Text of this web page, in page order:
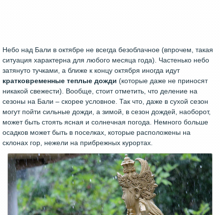
Небо над Бали в октябре не всегда безоблачное (впрочем, такая
ситуация характерна для любого месяца года). Частенько небо
затянуто тучками, а ближе к концу октября иногда идут
кратковременные теплые дожди (которые даже не приносят
никакой свежести). Вообще, стоит отметить, что деление на
сезоны на Бали – скорее условное. Так что, даже в сухой сезон
могут пойти сильные дожди, а зимой, в сезон дождей, наоборот,
может быть стоять ясная и солнечная погода. Немного больше
осадков может быть в поселках, которые расположены на
склонах гор, нежели на прибрежных курортах.